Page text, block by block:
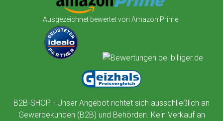
Ausgezeichnet bewertet von Amazon Prime
B2B-SHOP - Unser Angebot richtet sich ausschließlich an
Gewerbekunden (B2B) und Behörden. Kein Verkauf an